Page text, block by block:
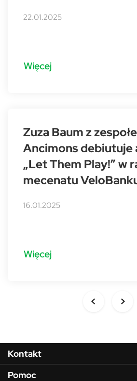
22.01.2025
Więcej
Zuza Baum z
Ancimons debiutuje
„Let Them Play!” w
mecenatu
16.01.2025
Więcej
Menu w stopce
Kontakt
Pomoc